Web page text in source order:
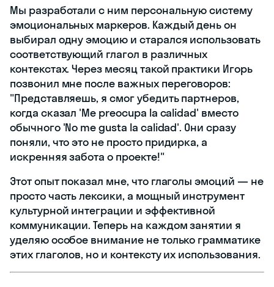
Мы разработали с ним персональную систему
эмоциональных маркеров. Каждый день он
выбирал одну эмоцию и старался использовать
соответствующий глагол в различных
контекстах. Через месяц такой практики Игорь
позвонил мне после важных переговоров:
"Представляешь, я смог убедить партнеров,
когда сказал 'Me preocupa la calidad' вместо
обычного 'No me gusta la calidad'. Они сразу
поняли, что это не просто придирка, а
искренняя забота о проекте!"
Этот опыт показал мне, что глаголы эмоций — не
просто часть лексики, а мощный инструмент
культурной интеграции и эффективной
коммуникации. Теперь на каждом занятии я
уделяю особое внимание не только грамматике
этих глаголов, но и контексту их использования.